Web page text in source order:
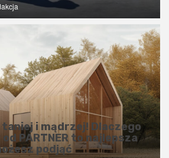
i mądrzej! Dlaczego
PARTNER to najlepsza
podjąć